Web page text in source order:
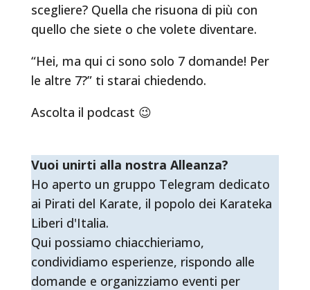
scegliere? Quella che risuona di più con
quello che siete o che volete diventare.
“Hei, ma qui ci sono solo 7 domande! Per
le altre 7?” ti starai chiedendo.
Ascolta il podcast 😉
Vuoi unirti alla nostra Alleanza?
Ho aperto un gruppo Telegram dedicato
ai Pirati del Karate, il popolo dei Karateka
Liberi d'Italia.
Qui possiamo chiacchieriamo,
condividiamo esperienze, rispondo alle
domande e organizziamo eventi per